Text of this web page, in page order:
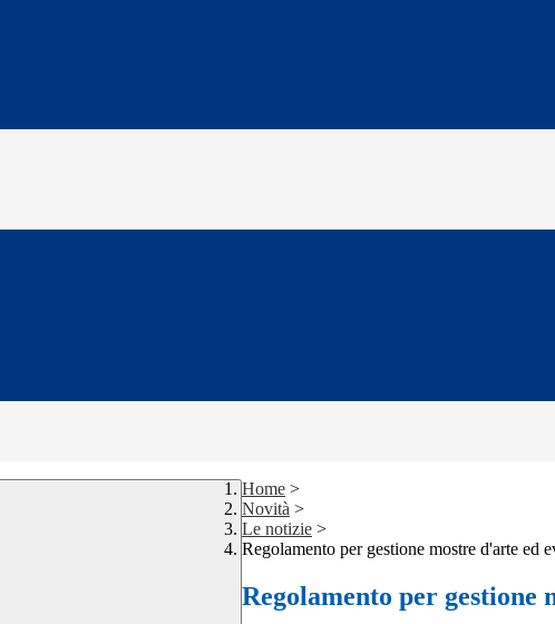
Home >
Novità >
Le notizie >
Regolamento per gestione mostre d'arte ed
Regolamento per gestione